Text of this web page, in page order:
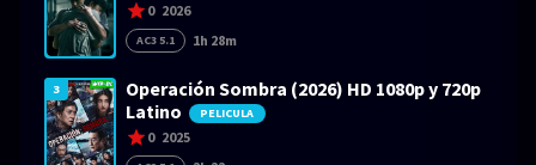
0 2026
AC3 5.1 1h 28m
3
Operación Sombra (2026) HD 1080p y 720p
Latino
PELICULA
0 2025